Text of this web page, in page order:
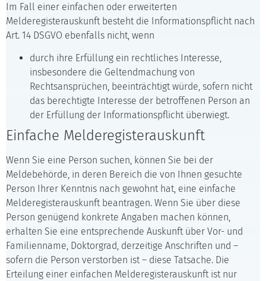
Im Fall einer einfachen oder erweiterten
Melderegisterauskunft besteht die Informationspflicht nach
Art. 14 DSGVO ebenfalls nicht, wenn
durch ihre Erfüllung ein rechtliches Interesse,
insbesondere die Geltendmachung von
Rechtsansprüchen, beeinträchtigt würde, sofern nicht
das berechtigte Interesse der betroffenen Person an
der Erfüllung der Informationspflicht überwiegt.
Einfache Melderegisterauskunft
Wenn Sie eine Person suchen, können Sie bei der
Meldebehörde, in deren Bereich die von Ihnen gesuchte
Person Ihrer Kenntnis nach gewohnt hat, eine einfache
Melderegisterauskunft beantragen. Wenn Sie über diese
Person genügend konkrete Angaben machen können,
erhalten Sie eine entsprechende Auskunft über Vor- und
Familienname, Doktorgrad, derzeitige Anschriften und –
sofern die Person verstorben ist – diese Tatsache. Die
Erteilung einer einfachen Melderegisterauskunft ist nur